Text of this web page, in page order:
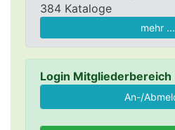
384 Kataloge
mehr ...
Login Mitgliederbereich